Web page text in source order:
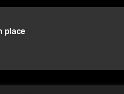
place